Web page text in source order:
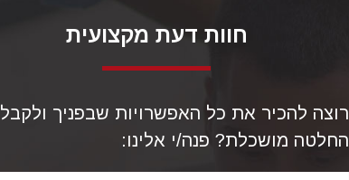
חוות דעת מקצועית
רוצה להכיר את כל האפשרויות שבפניך ולקבל
החלטה מושכלת? פנה/י אלינו: